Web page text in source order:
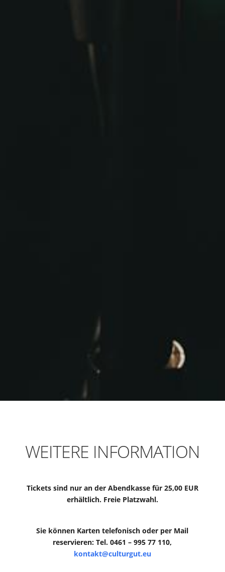
WEITERE INFORMATION
Tickets sind nur an der Abendkasse für 25,00 EUR
erhältlich. Freie Platzwahl.
Sie können Karten telefonisch oder per Mail
reservieren: Tel. 0461 – 995 77 110,
kontakt@culturgut.eu